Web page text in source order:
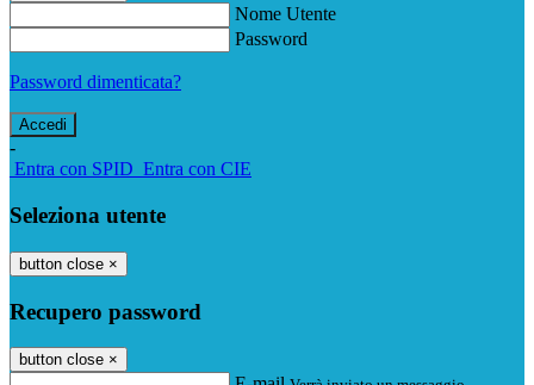
Nome Utente
Password
Password dimenticata?
-
Entra con SPID Entra con CIE
Seleziona utente
button close ×
Recupero password
button close ×